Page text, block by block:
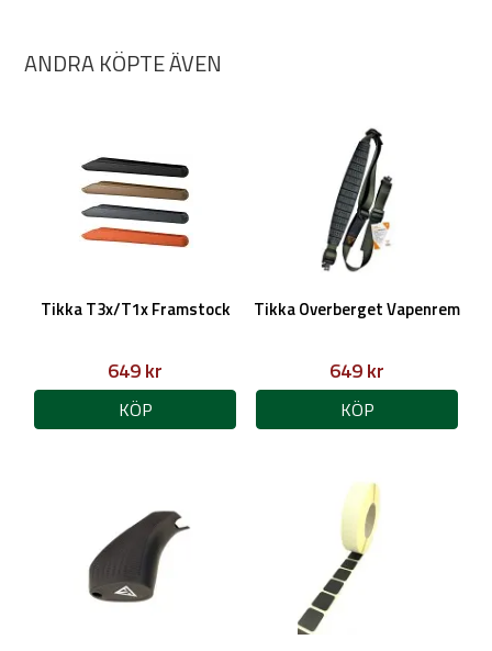
ANDRA KÖPTE ÄVEN
Tikka T3x/T1x Framstock
649 kr
KÖP
Tikka Overberget Vapenrem
649 kr
KÖP